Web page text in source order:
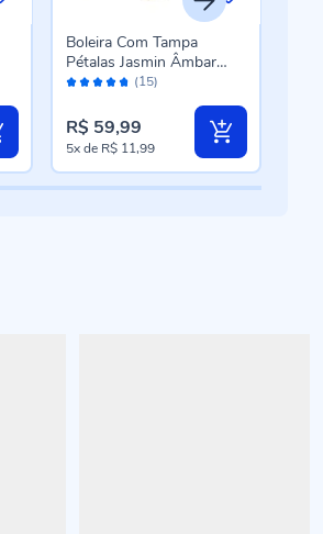
Avaliação: (15)
Boleira Com Tampa
Pétalas Jasmin Âmbar
Vitazza 24Cm - Vidro
R$ 59,99
5xde R$ 11,99